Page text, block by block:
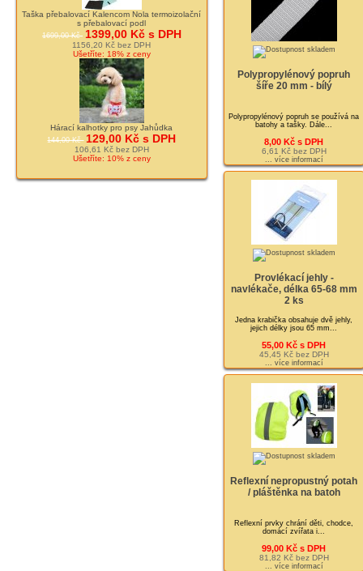
Taška přebalovací Kalencom Nola termoizolační
s přebalovací podl
1699,00 Kč 1399,00 Kč s DPH
1156,20 Kč bez DPH
Ušetříte: 18% z ceny
Hárací kalhotky pro psy Jahůdka
144,00 Kč 129,00 Kč s DPH
106,61 Kč bez DPH
Ušetříte: 10% z ceny
Polypropylénový popruh
šíře 20 mm - bílý
Polypropylénový popruh se používá na
batohy a tašky. Dále...
8,00 Kč s DPH
6,61 Kč bez DPH
... více informací
Provlékací jehly -
navlékače, délka 65-68 mm
2 ks
Jedna krabička obsahuje dvě jehly,
jejich délky jsou 65 mm...
55,00 Kč s DPH
45,45 Kč bez DPH
... více informací
Reflexní nepropustný potah
/ pláštěnka na batoh
Reflexní prvky chrání děti, chodce,
domácí zvířata i...
99,00 Kč s DPH
81,82 Kč bez DPH
... více informací